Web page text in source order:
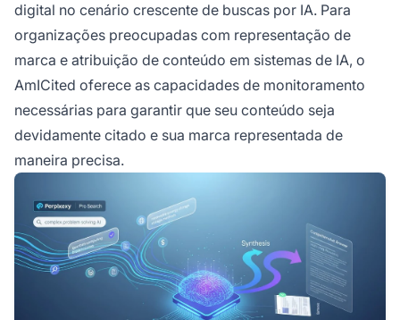
digital no cenário crescente de buscas por IA. Para
organizações preocupadas com representação de
marca e atribuição de conteúdo em sistemas de IA, o
AmICited oferece as capacidades de monitoramento
necessárias para garantir que seu conteúdo seja
devidamente citado e sua marca representada de
maneira precisa.